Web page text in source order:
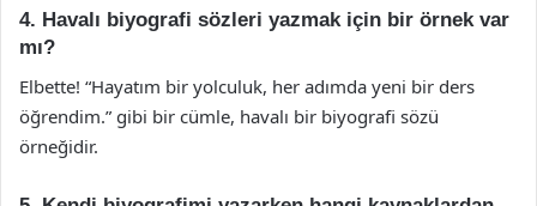
4. Havalı biyografi sözleri yazmak için bir örnek var
mı?
Elbette! “Hayatım bir yolculuk, her adımda yeni bir ders
öğrendim.” gibi bir cümle, havalı bir biyografi sözü
örneğidir.